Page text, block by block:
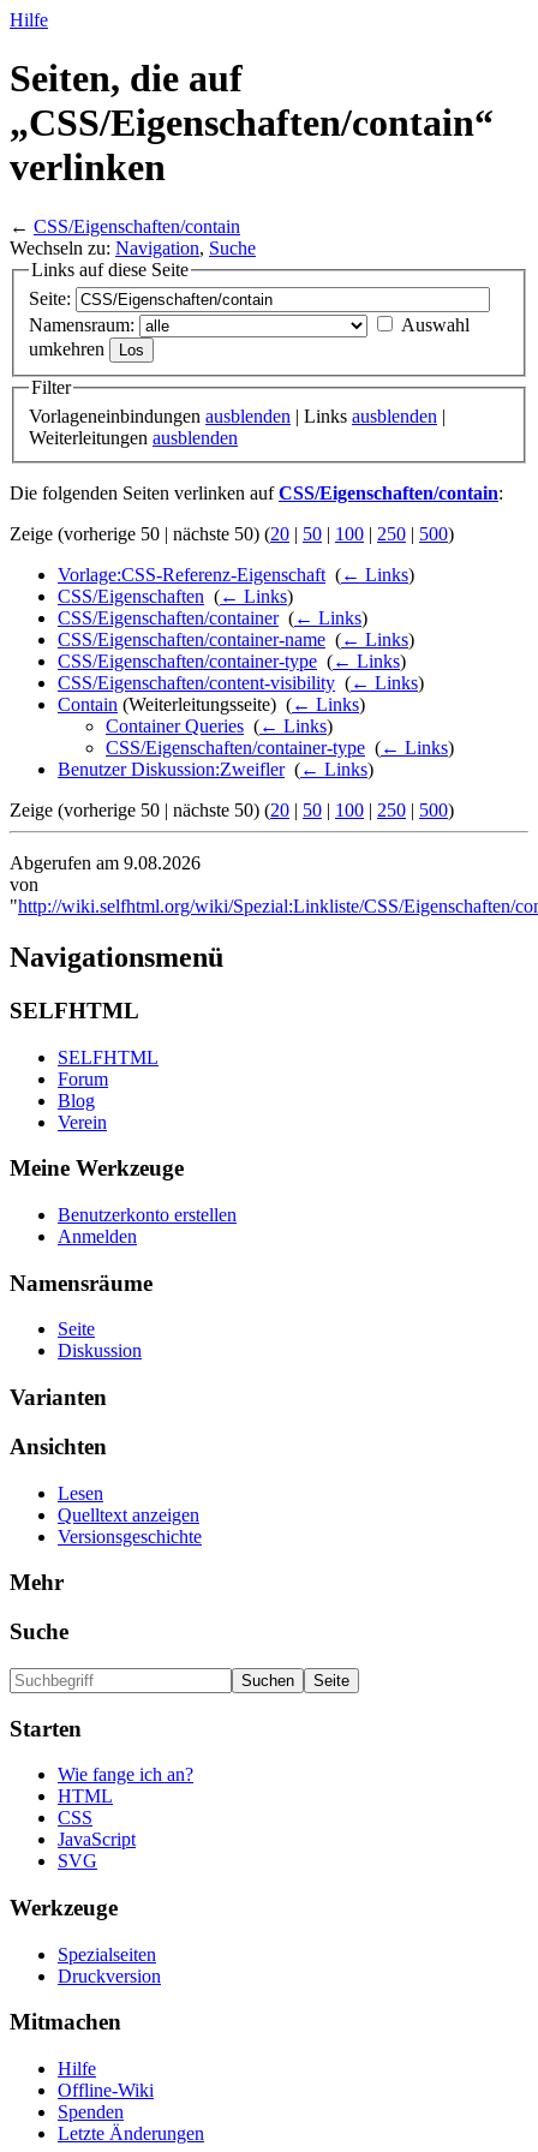
Hilfe
Seiten, die auf
„CSS/Eigenschaften/contain“
verlinken
← CSS/Eigenschaften/contain
Wechseln zu: Navigation, Suche
Links auf diese Seite
Seite:
Namensraum:
Auswahl
umkehren
Filter
Vorlageneinbindungen ausblenden | Links ausblenden |
Weiterleitungen ausblenden
Die folgenden Seiten verlinken aufCSS/Eigenschaften/contain:
Zeige (vorherige 50 | nächste 50) (20 | 50 | 100 | 250 | 500)
Vorlage:CSS-Referenz-Eigenschaft (← Links)
CSS/Eigenschaften (← Links)
CSS/Eigenschaften/container‎ (← Links)
CSS/Eigenschaften/container-name (← Links)
CSS/Eigenschaften/container-type (← Links)
CSS/Eigenschaften/content-visibility (← Links)
Contain (Weiterleitungsseite) ‎ (← Links)
Container Queries (← Links)
CSS/Eigenschaften/container-type (← Links)
Benutzer Diskussion:Zweifler‎ (← Links)
Zeige (vorherige 50 | nächste 50) (20 | 50 | 100 | 250 | 500)
Abgerufen am 9.08.2026
von
"http://wiki.selfhtml.org/wiki/Spezial:Linkliste/CSS/Eigenschaften/
Navigationsmenü
SELFHTML
SELFHTML
Forum
Blog
Verein
Meine Werkzeuge
Benutzerkonto erstellen
Anmelden
Namensräume
Seite
Diskussion
Varianten
Ansichten
Lesen
Quelltext anzeigen
Versionsgeschichte
Mehr
Suche
Starten
Wie fange ich an?
HTML
CSS
JavaScript
SVG
Werkzeuge
Spezialseiten
Druckversion
Mitmachen
Hilfe
Offline-Wiki
Spenden
Letzte Änderungen